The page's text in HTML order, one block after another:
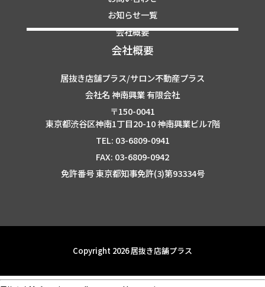
お知らせ一覧
会社概要
会社概要
居抜き店舗プラス/サロン不動産プラス
会社名 神南興業 有限会社
〒150-0041
東京都渋谷区神南1丁目20-10 神南興業ビル7階
TEL: 03-6809-0941
FAX: 03-6809-0942
免許番号 東京都知事免許(3)第93334号
Copyright 2026 居抜き店舗プラス